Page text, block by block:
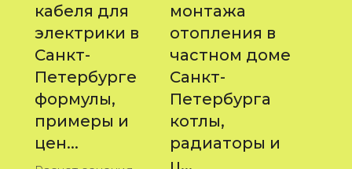
кабеля для
электрики в
Санкт-
Петербурге
формулы,
примеры и
цен...
монтажа
отопления в
частном доме
Санкт-
Петербурга
котлы,
радиаторы и